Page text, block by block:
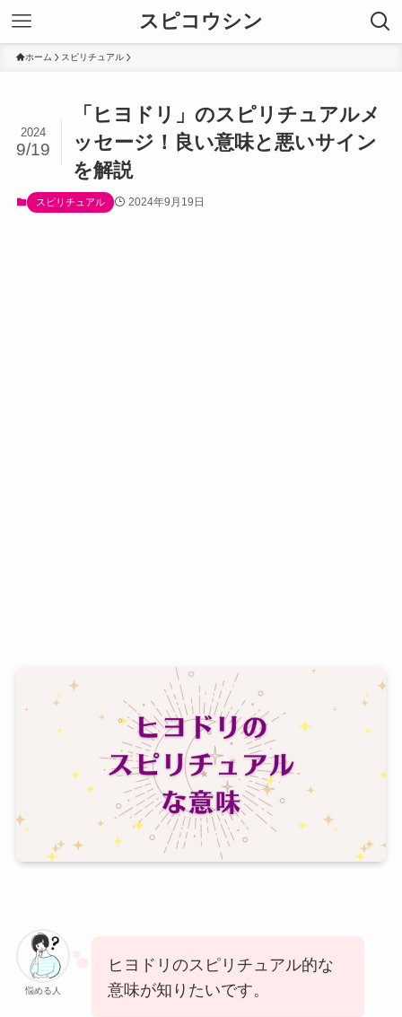
スピコウシン
ホーム スピリチュアル
「ヒヨドリ」のスピリチュアルメ
ッセージ！良い意味と悪いサイン
を解説
2024
9/19
スピリチュアル 2024年9月19日
悩める人
ヒヨドリのスピリチュアル的な
意味が知りたいです。